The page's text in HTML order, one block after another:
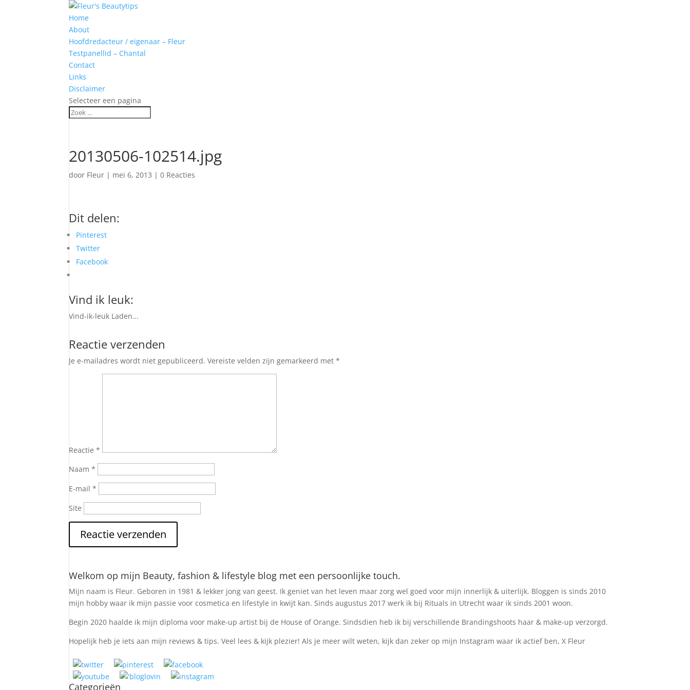
Home
About
Hoofdredacteur / eigenaar – Fleur
Testpanellid – Chantal
Contact
Links
Disclaimer
Selecteer een pagina
20130506-102514.jpg
door Fleur | mei 6, 2013 |0 Reacties
Dit delen:
Pinterest
Twitter
Facebook
Vind ik leuk:
Vind-ik-leuk Laden...
Reactie verzenden
Je e-mailadres wordt niet gepubliceerd. Vereiste velden zijn gemarkeerd met*
Reactie*
Naam*
E-mail*
Site
Welkom op mijn Beauty, fashion & lifestyle blog met een persoonlijke touch.
Mijn naam is Fleur. Geboren in 1981 & lekker jong van geest. Ik geniet van het leven maar zorg wel goed voor mijn innerlijk & uiterlijk. Bloggen is sinds 2010
mijn hobby waar ik mijn passie voor cosmetica en lifestyle in kwijt kan. Sinds augustus 2017 werk ik bij Rituals in Utrecht waar ik sinds 2001 woon.
Begin 2020 haalde ik mijn diploma voor make-up artist bij de House of Orange. Sindsdien heb ik bij verschillende Brandingshoots haar & make-up verzorgd.
Hopelijk heb je iets aan mijn reviews & tips. Veel lees & kijk plezier! Als je meer wilt weten, kijk dan zeker op mijn Instagram waar ik actief ben, X Fleur
Categorieën